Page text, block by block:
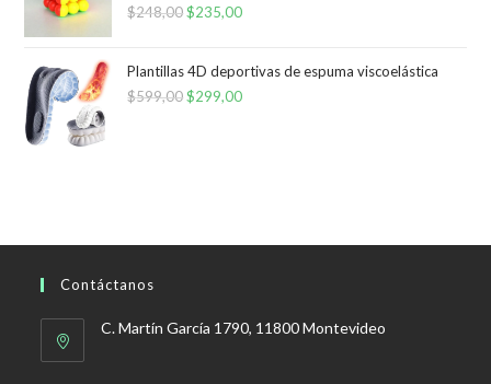
$248,00El
original
era:
$235,00El
actual
es:
Plantillas 4D deportivas de espuma viscoelástica
$599,00El
$299,00El
Contáctanos
C. Martín García 1790, 11800 Montevideo